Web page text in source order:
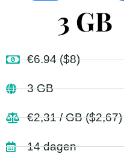
3 GB
€6.94 ($8)
3 GB
€2,31 / GB ($2,67)
14 dagen